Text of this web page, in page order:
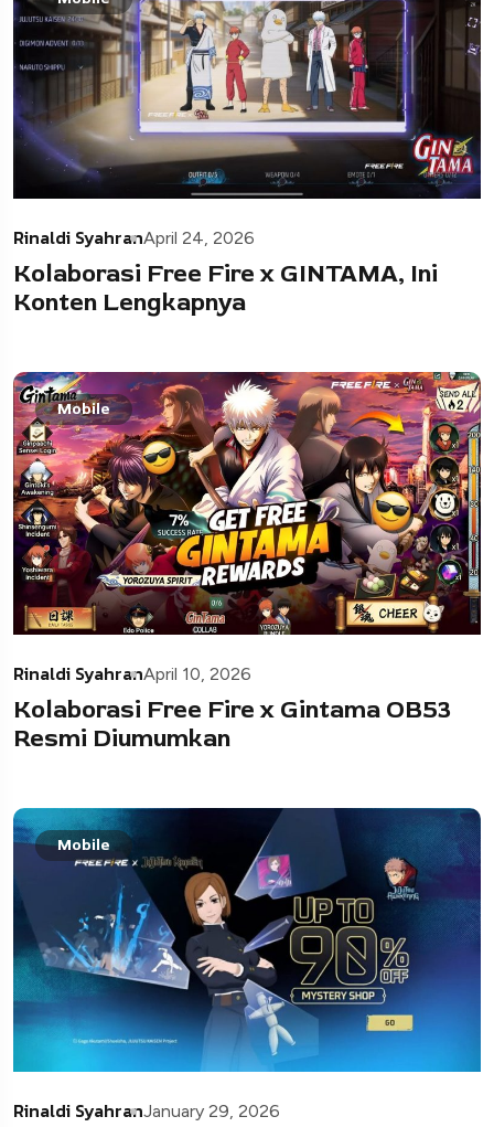
Rinaldi SyahranApril 24, 2026
Kolaborasi Free Fire x GINTAMA, Ini
Konten Lengkapnya
Mobile
Rinaldi SyahranApril 10, 2026
Kolaborasi Free Fire x Gintama OB53
Resmi Diumumkan
Mobile
Rinaldi SyahranJanuary 29, 2026